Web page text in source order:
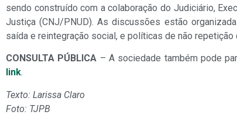
sendo construído com a colaboração do Judiciário,
Justiça (CNJ/PNUD). As discussões estão
saída e reintegração social, e políticas de não
CONSULTA PÚBLICA – A sociedade também pode
link.
Texto: Larissa Claro
Foto: TJPB